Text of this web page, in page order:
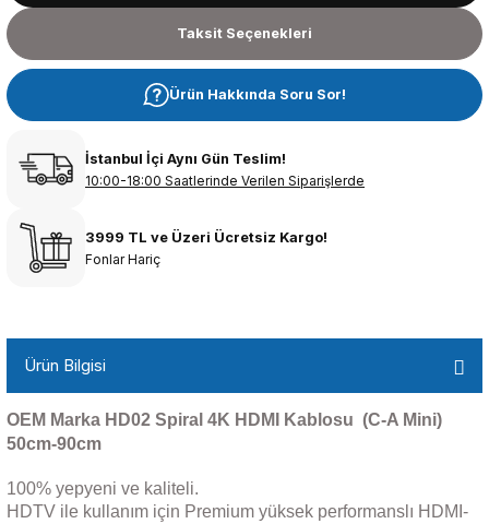
Taksit Seçenekleri
Ürün Hakkında Soru Sor!
İstanbul İçi Aynı Gün Teslim!
10:00-18:00 Saatlerinde Verilen Siparişlerde
3999 TL ve Üzeri Ücretsiz Kargo!
Fonlar Hariç
Ürün Bilgisi
OEM Marka HD02 Spiral 4K HDMI Kablosu (C-A Mini)
50cm-90cm
100% yepyeni ve kaliteli.
HDTV ile kullanım için Premium yüksek performanslı HDMI-